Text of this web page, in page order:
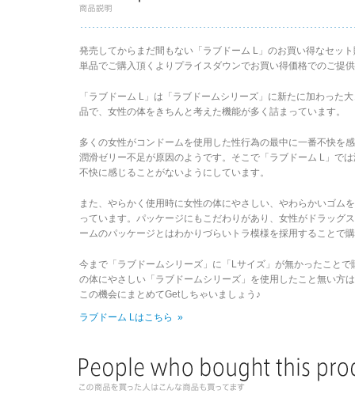
発売してからまだ間もない「ラブドーム L」のお買い得なセッ
単品でご購入頂くよりプライスダウンでお買い得価格でのご提
「ラブドーム L」は「ラブドームシリーズ」に新たに加わった
品で、女性の体をきちんと考えた機能が多く詰まっています。
多くの女性がコンドームを使用した性行為の最中に一番不快を
潤滑ゼリー不足が原因のようです。そこで「ラブドーム L」で
不快に感じることがないようにしています。
また、やらかく使用時に女性の体にやさしい、やわらかいゴム
っています。パッケージにもこだわりがあり、女性がドラッグ
ームのパッケージとはわかりづらいトラ模様を採用することで
今まで「ラブドームシリーズ」に「Lサイズ」が無かったこと
の体にやさしい「ラブドームシリーズ」を使用したこと無い方
この機会にまとめてGetしちゃいましょう♪
ラブドーム Lはこちら »